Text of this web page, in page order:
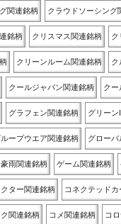
関連銘柄 クラウドソーシング
銘柄 クリスマス関連銘柄 ク
クリーンルーム関連銘柄 ク
クールジャパン関連銘柄 クー
グラフェン関連銘柄 グリー
ループウエア関連銘柄 グロー
雨関連銘柄 ゲーム関連銘柄
クター関連銘柄 コネクテッド
ク関連銘柄 コメ関連銘柄 コ